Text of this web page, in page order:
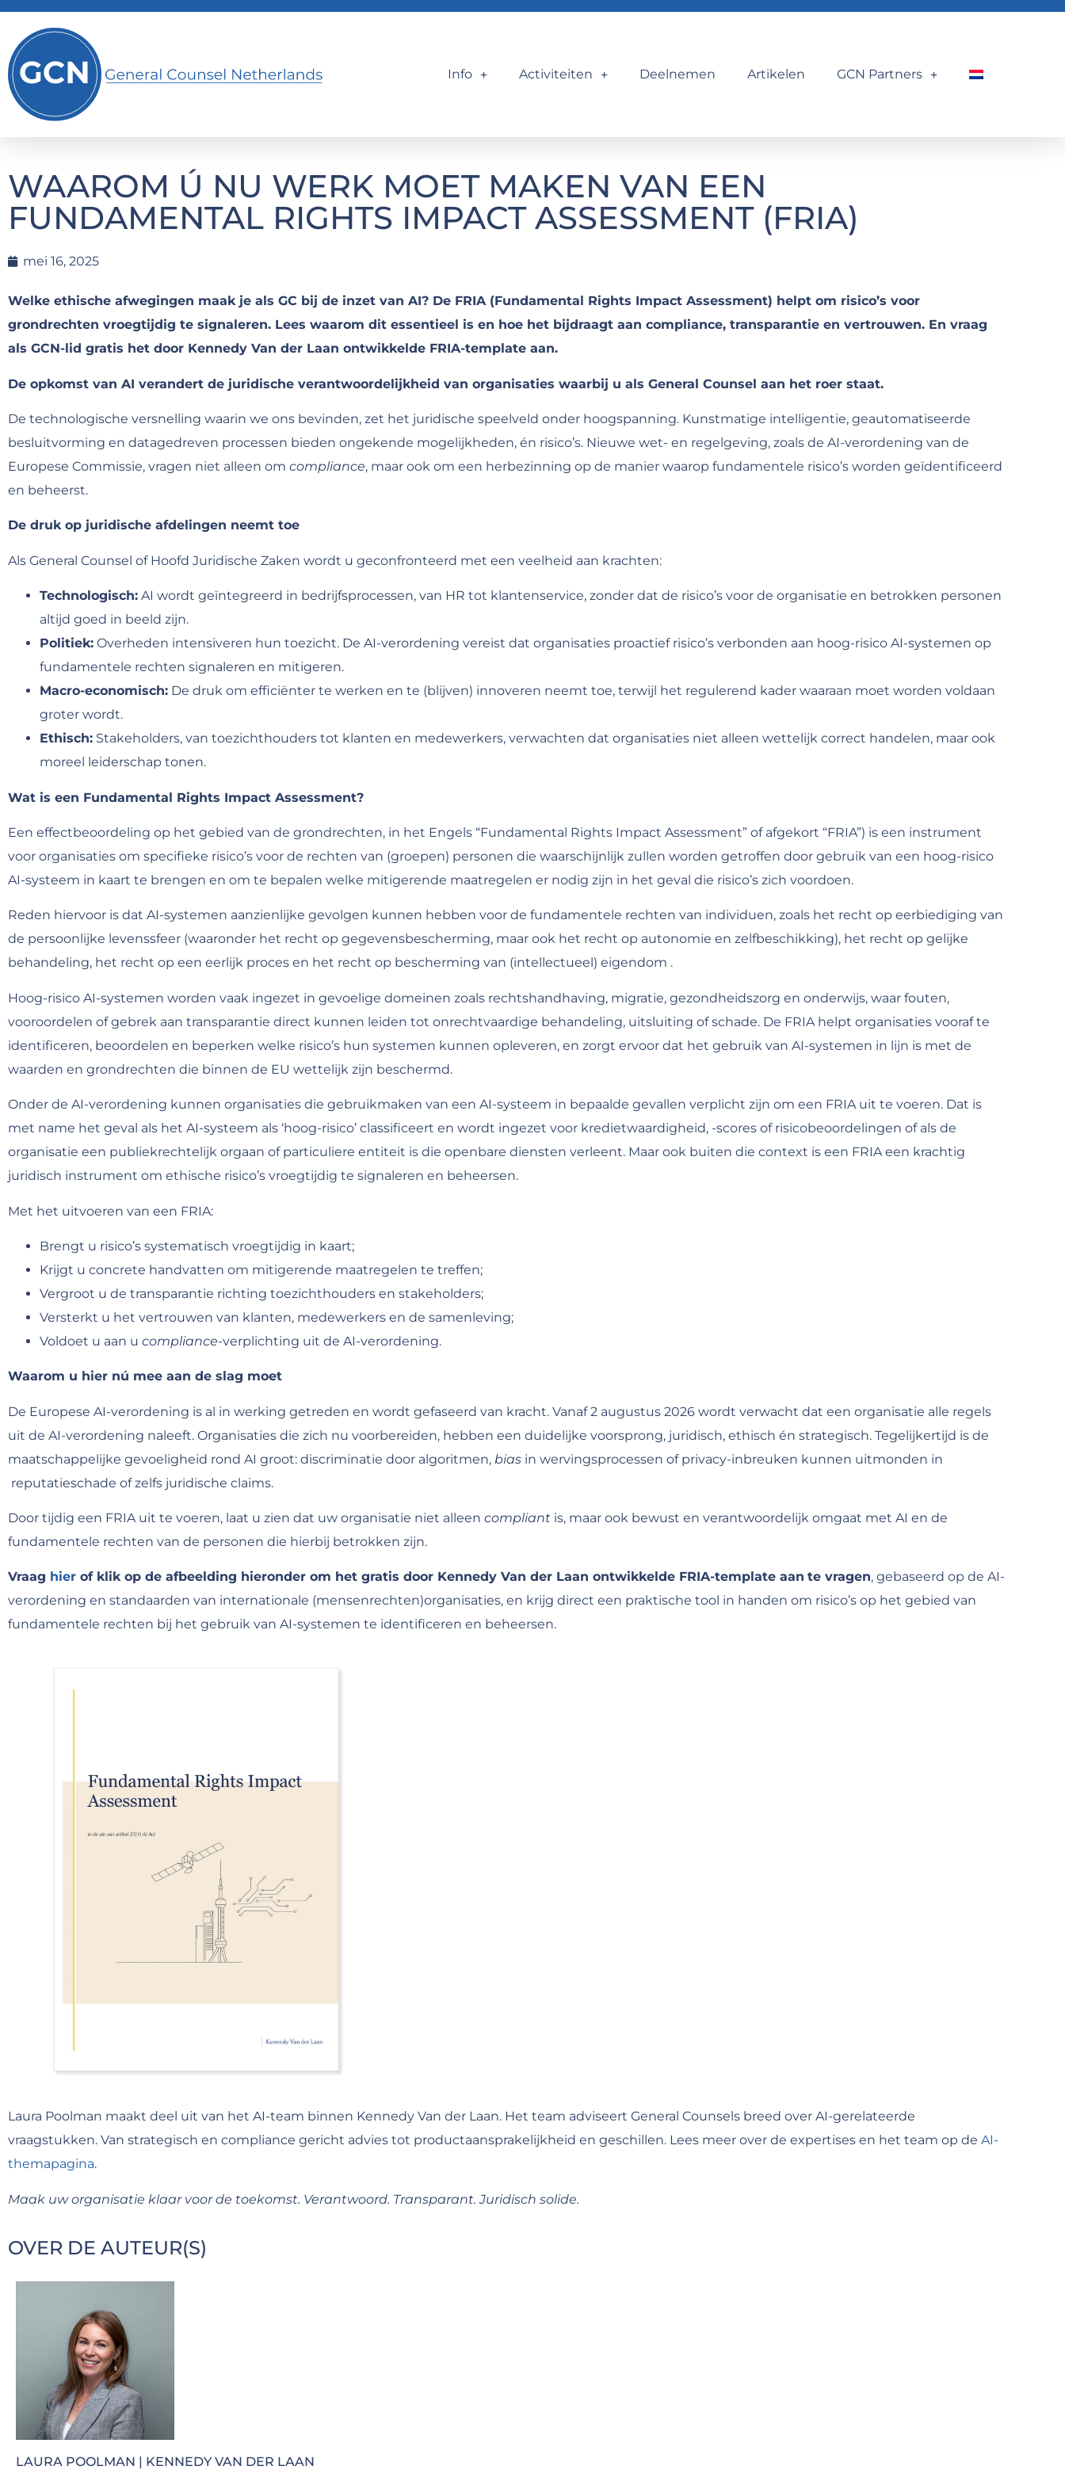
Info Activiteiten Deelnemen Artikelen GCN Partners
WAAROM Ú NU WERK MOET MAKEN VAN EEN
FUNDAMENTAL RIGHTS IMPACT ASSESSMENT (FRIA)
mei 16, 2025
Welke ethische afwegingen maak je als GC bij de inzet van AI? De FRIA (Fundamental Rights Impact Assessment) helpt om risico’s voor
grondrechten vroegtijdig te signaleren. Lees waarom dit essentieel is en hoe het bijdraagt aan compliance, transparantie en vertrouwen. En vraag
als GCN-lid gratis het door Kennedy Van der Laan ontwikkelde FRIA-template aan.
De opkomst van AI verandert de juridische verantwoordelijkheid van organisaties waarbij u als General Counsel aan het roer staat.
De technologische versnelling waarin we ons bevinden, zet het juridische speelveld onder hoogspanning. Kunstmatige intelligentie, geautomatiseerde
besluitvorming en datagedreven processen bieden ongekende mogelijkheden, én risico’s. Nieuwe wet- en regelgeving, zoals de AI-verordening van de
Europese Commissie, vragen niet alleen om compliance, maar ook om een herbezinning op de manier waarop fundamentele risico’s worden geïdentificeerd
en beheerst.
De druk op juridische afdelingen neemt toe
Als General Counsel of Hoofd Juridische Zaken wordt u geconfronteerd met een veelheid aan krachten:
Technologisch: AI wordt geïntegreerd in bedrijfsprocessen, van HR tot klantenservice, zonder dat de risico’s voor de organisatie en betrokken personen
altijd goed in beeld zijn.
Politiek: Overheden intensiveren hun toezicht. De AI-verordening vereist dat organisaties proactief risico’s verbonden aan hoog-risico AI-systemen op
fundamentele rechten signaleren en mitigeren.
Macro-economisch: De druk om efficiënter te werken en te (blijven) innoveren neemt toe, terwijl het regulerend kader waaraan moet worden voldaan
groter wordt.
Ethisch: Stakeholders, van toezichthouders tot klanten en medewerkers, verwachten dat organisaties niet alleen wettelijk correct handelen, maar ook
moreel leiderschap tonen.
Wat is een Fundamental Rights Impact Assessment?
Een effectbeoordeling op het gebied van de grondrechten, in het Engels “Fundamental Rights Impact Assessment” of afgekort “FRIA”) is een instrument
voor organisaties om specifieke risico’s voor de rechten van (groepen) personen die waarschijnlijk zullen worden getroffen door gebruik van een hoog-risico
AI-systeem in kaart te brengen en om te bepalen welke mitigerende maatregelen er nodig zijn in het geval die risico’s zich voordoen.
Reden hiervoor is dat AI-systemen aanzienlijke gevolgen kunnen hebben voor de fundamentele rechten van individuen, zoals het recht op eerbiediging van
de persoonlijke levenssfeer (waaronder het recht op gegevensbescherming, maar ook het recht op autonomie en zelfbeschikking), het recht op gelijke
behandeling, het recht op een eerlijk proces en het recht op bescherming van (intellectueel) eigendom .
Hoog-risico AI-systemen worden vaak ingezet in gevoelige domeinen zoals rechtshandhaving, migratie, gezondheidszorg en onderwijs, waar fouten,
vooroordelen of gebrek aan transparantie direct kunnen leiden tot onrechtvaardige behandeling, uitsluiting of schade. De FRIA helpt organisaties vooraf te
identificeren, beoordelen en beperken welke risico’s hun systemen kunnen opleveren, en zorgt ervoor dat het gebruik van AI-systemen in lijn is met de
waarden en grondrechten die binnen de EU wettelijk zijn beschermd.
Onder de AI-verordening kunnen organisaties die gebruikmaken van een AI-systeem in bepaalde gevallen verplicht zijn om een FRIA uit te voeren. Dat is
met name het geval als het AI-systeem als ‘hoog-risico’ classificeert en wordt ingezet voor kredietwaardigheid, -scores of risicobeoordelingen of als de
organisatie een publiekrechtelijk orgaan of particuliere entiteit is die openbare diensten verleent. Maar ook buiten die context is een FRIA een krachtig
juridisch instrument om ethische risico’s vroegtijdig te signaleren en beheersen.
Met het uitvoeren van een FRIA:
Brengt u risico’s systematisch vroegtijdig in kaart;
Krijgt u concrete handvatten om mitigerende maatregelen te treffen;
Vergroot u de transparantie richting toezichthouders en stakeholders;
Versterkt u het vertrouwen van klanten, medewerkers en de samenleving;
Voldoet u aan u compliance-verplichting uit de AI-verordening.
Waarom u hier nú mee aan de slag moet
De Europese AI-verordening is al in werking getreden en wordt gefaseerd van kracht. Vanaf 2 augustus 2026 wordt verwacht dat een organisatie alle regels
uit de AI-verordening naleeft. Organisaties die zich nu voorbereiden, hebben een duidelijke voorsprong, juridisch, ethisch én strategisch. Tegelijkertijd is de
maatschappelijke gevoeligheid rond AI groot: discriminatie door algoritmen, bias in wervingsprocessen of privacy-inbreuken kunnen uitmonden in
reputatieschade of zelfs juridische claims.
Door tijdig een FRIA uit te voeren, laat u zien dat uw organisatie niet alleen compliant is, maar ook bewust en verantwoordelijk omgaat met AI en de
fundamentele rechten van de personen die hierbij betrokken zijn.
Vraag hier of klik op de afbeelding hieronder om het gratis door Kennedy Van der Laan ontwikkelde FRIA-template aan te vragen, gebaseerd op de AI-
verordening en standaarden van internationale (mensenrechten)organisaties, en krijg direct een praktische tool in handen om risico’s op het gebied van
fundamentele rechten bij het gebruik van AI-systemen te identificeren en beheersen.
Laura Poolman maakt deel uit van het AI-team binnen Kennedy Van der Laan. Het team adviseert General Counsels breed over AI-gerelateerde
vraagstukken. Van strategisch en compliance gericht advies tot product­aansprakelijkheid en geschillen. Lees meer over de expertises en het team op de AI-
themapagina.
Maak uw organisatie klaar voor de toekomst. Verantwoord. Transparant. Juridisch solide.
OVER DE AUTEUR(S)
LAURA POOLMAN | KENNEDY VAN DER LAAN